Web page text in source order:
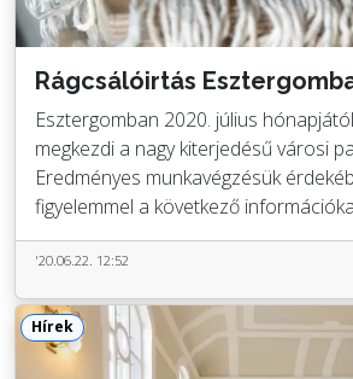
Rágcsálóirtás
Esztergomban 2020. július
megkezdi a nagy kiterjedésű városi
Eredményes munkavégzésük
figyelemmel a következő
'20.06.22. 12:52
Hírek